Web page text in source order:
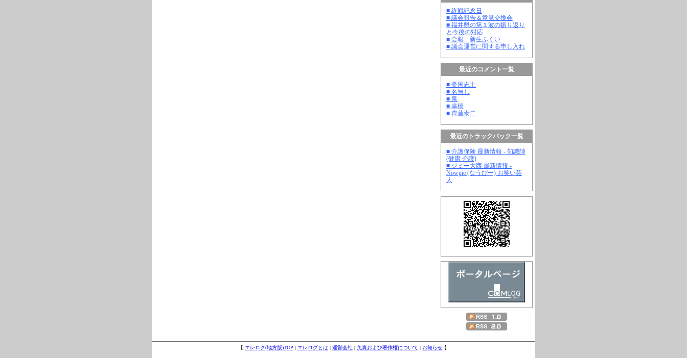
■ 終戦記念日
■ 議会報告＆意見交換会
■ 福井県の第１波の振り返り
と今後の対応
■ 会報 新生ふくい
■ 議会運営に関する申し入れ
最近のコメント一覧
■ 憂国志士
■ 名無し
■ 泉
■ 幸橋
■ 齊藤泰二
最近のトラックバック一覧
■ 介護保険 最新情報 - 知識陣
(健康 介護)
■ ジミー大西 最新情報 -
Nowpie (なうぴー) お笑い芸
人
【 エレログ(地方版)TOP | エレログとは | 運営会社| 免責および著作権について | お知らせ】